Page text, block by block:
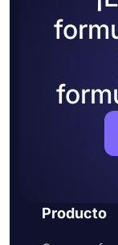
actividades
desea
Utilice
para
Producto